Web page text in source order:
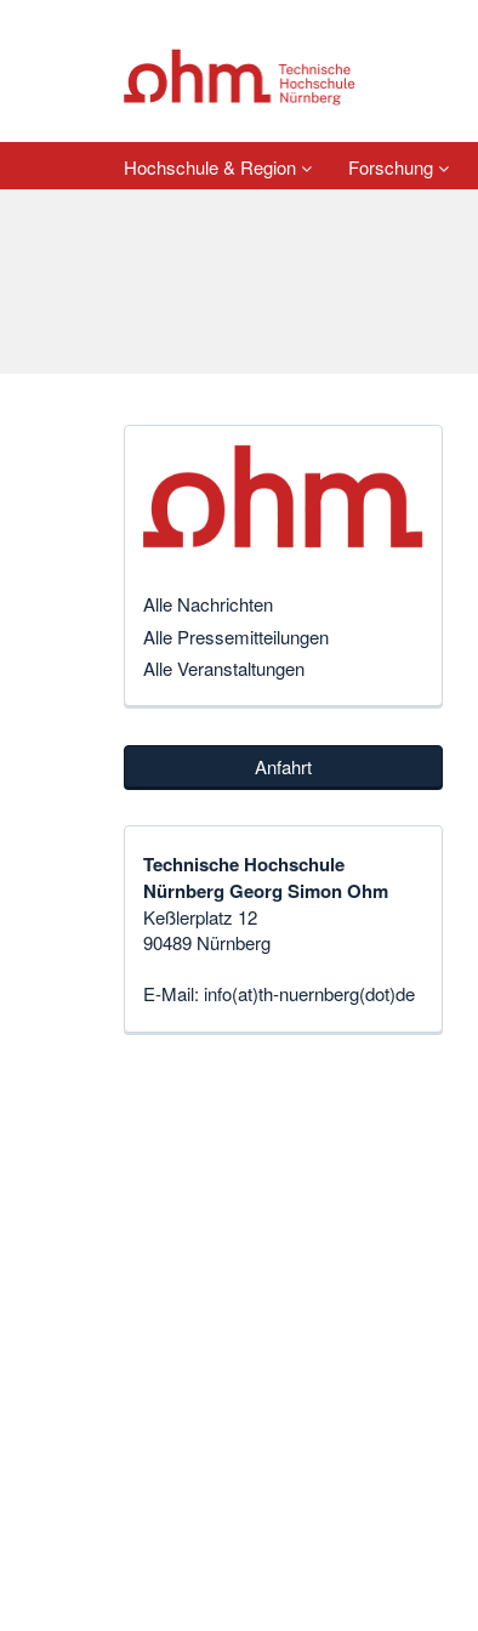
Hochschule & Region Forschung
Alle Nachrichten
Alle Pressemitteilungen
Alle Veranstaltungen
Anfahrt
Technische Hochschule
Nürnberg Georg Simon Ohm
Keßlerplatz 12
90489 Nürnberg
E-Mail: info(at)th-nuernberg(dot)de